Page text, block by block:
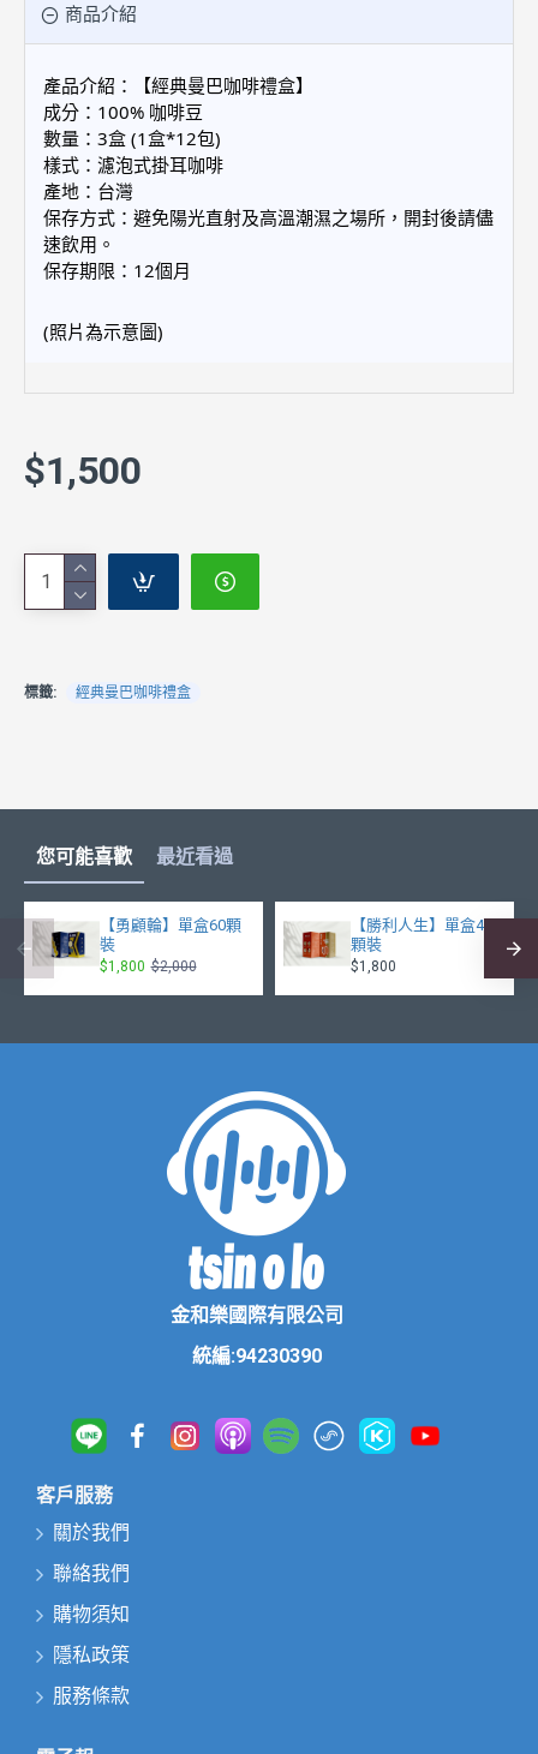
商品介紹
產品介紹：【經典曼巴咖啡禮盒】
成分：100% 咖啡豆
數量：3盒 (1盒*12包)
樣式：濾泡式掛耳咖啡
產地：台灣
保存方式：避免陽光直射及高溫潮濕之場所，開封後請儘
速飲用。
保存期限：12個月
(照片為示意圖)
$1,500
標籤: 經典曼巴咖啡禮盒
您可能喜歡 最近看過
【勇顧輪】單盒60顆
裝
$1,800 $2,000
【勝利人生】單盒40
顆裝
$1,800
金和樂國際有限公司
統編:94230390
客戶服務
關於我們
聯絡我們
購物須知
隱私政策
服務條款